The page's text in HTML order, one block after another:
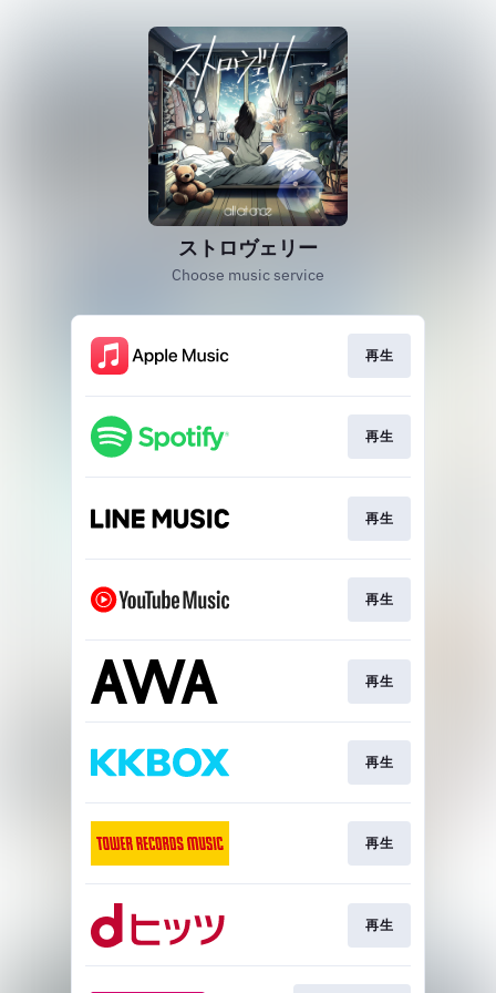
ストロヴェリー
Choose music service
再生
再生
再生
再生
再生
再生
再生
再生